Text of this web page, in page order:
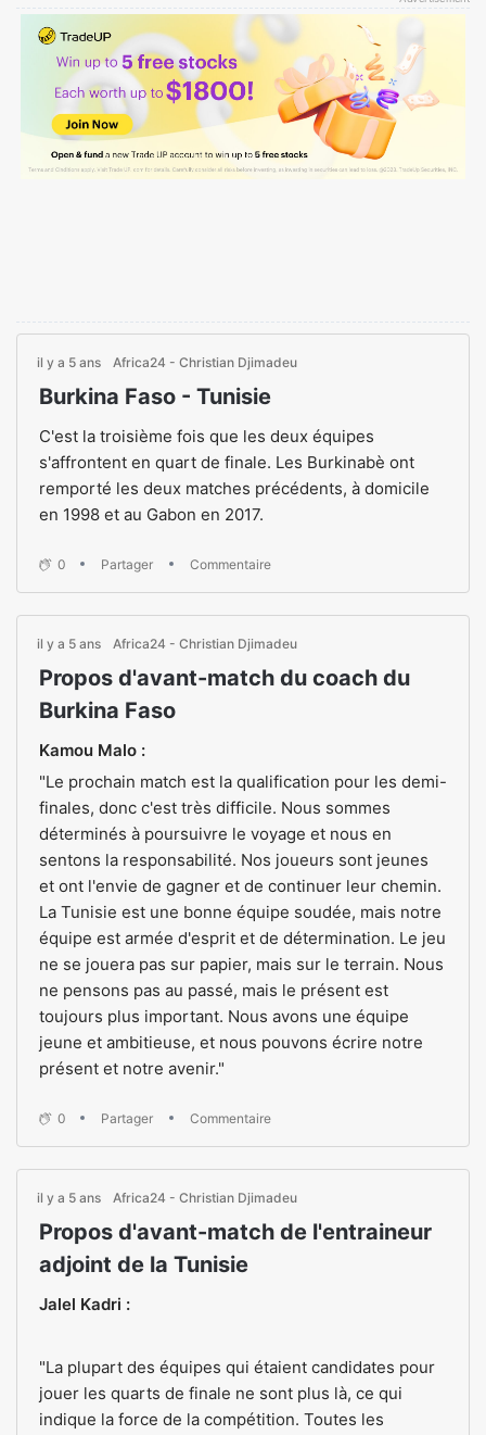
il y a 5 ans Africa24 - Christian Djimadeu
Burkina Faso - Tunisie
C'est la troisième fois que les deux équipes
s'affrontent en quart de finale. Les Burkinabè ont
remporté les deux matches précédents, à domicile
en 1998 et au Gabon en 2017.
0 Partager Commentaire
il y a 5 ans Africa24 - Christian Djimadeu
Propos d'avant-match du coach du
Burkina Faso
Kamou Malo :
"Le prochain match est la qualification pour les demi-
finales, donc c'est très difficile. Nous sommes
déterminés à poursuivre le voyage et nous en
sentons la responsabilité. Nos joueurs sont jeunes
et ont l'envie de gagner et de continuer leur chemin.
La Tunisie est une bonne équipe soudée, mais notre
équipe est armée d'esprit et de détermination. Le jeu
ne se jouera pas sur papier, mais sur le terrain. Nous
ne pensons pas au passé, mais le présent est
toujours plus important. Nous avons une équipe
jeune et ambitieuse, et nous pouvons écrire notre
présent et notre avenir."
0 Partager Commentaire
il y a 5 ans Africa24 - Christian Djimadeu
Propos d'avant-match de l'entraineur
adjoint de la Tunisie
Jalel Kadri :
"La plupart des équipes qui étaient candidates pour
jouer les quarts de finale ne sont plus là, ce qui
indique la force de la compétition. Toutes les